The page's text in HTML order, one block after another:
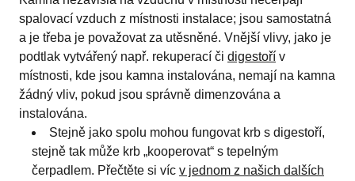
spalovací vzduch z místnosti instalace; jsou samostatná
a je třeba je považovat za utěsněné. Vnější vlivy, jako je
podtlak vytvářený např. rekuperací či digestoří v
místnosti, kde jsou kamna instalována, nemají na kamna
žádný vliv, pokud jsou správně dimenzována a
instalována.
Stejně jako spolu mohou fungovat krb s digestoří,
stejně tak může krb „kooperovat“ s tepelným
čerpadlem. Přečtěte si víc v jednom z našich dalších